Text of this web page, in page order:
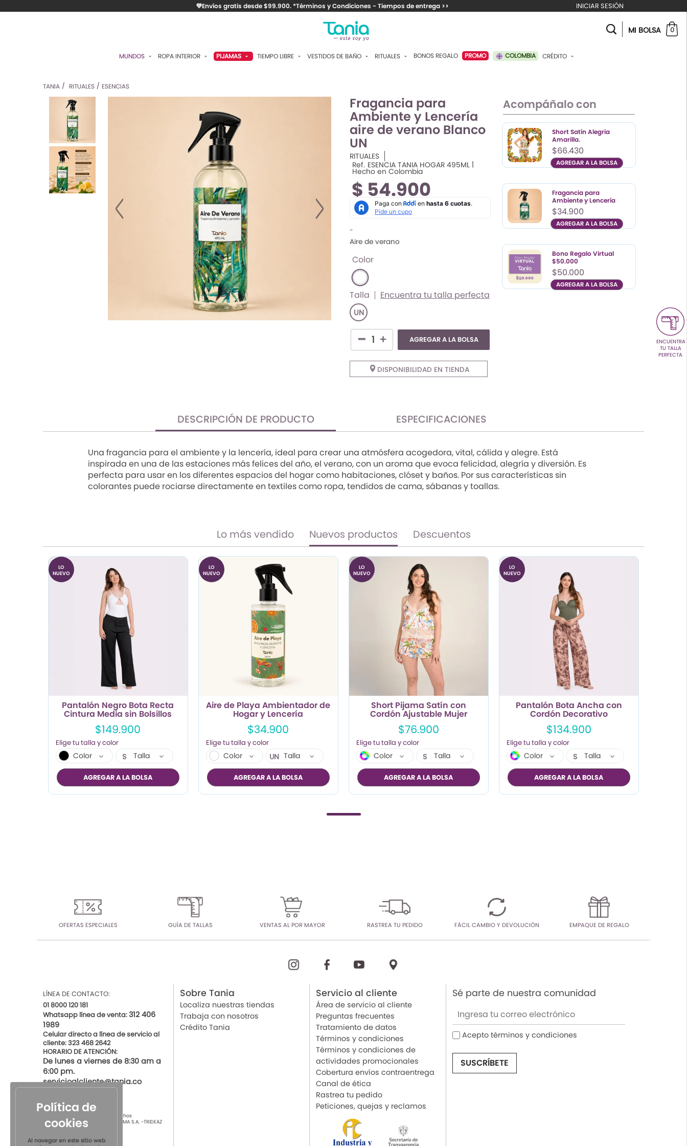
💜Envíos gratis desde $99.900. *Términos y Condiciones - Tiempos de entrega >> INICIAR SESIÓN
MUNDOS
ROMÁNTICA
ROPA INTERIOR
PANTIES
CAMISETAS
BODIES
ACCESORIOS
LO MÁS VENDIDO
MATERNIDAD
TRENDY PROMO
CONJUNTOS
PIJAMAS
CAPRI
SHORT
CAMISAS
KIMONOS
PANTUFLAS
COMBINAR
TIEMPO LIBRE
PANTALONES Y SHORTS
VESTIDOS DE BAÑO
ENTEROS
RITUALES
ANTIBACTERIALES Y
BONOS REGALO PROMO COLOMBIA CRÉDITO
MI BOLSA 0
TANIA RITUALES ESENCIAS
Fragancia para
Ambiente y Lencería
aire de verano Blanco
UN
RITUALES
Ref. ESENCIA TANIA HOGAR 495ML |
Hecho en Colombia
$ 54.900
-
Aire de verano
Talla Encuentra tu talla perfecta
UN
Color
AGREGAR A LA BOLSA
DISPONIBILIDAD EN TIENDA
Acompáñalo con
Short Satín Alegria
Amarilla.
$66.430
Color
S
M
L
XL
Talla
AGREGAR A LA BOLSA
Fragancia para
Ambiente y Lencería
$34.900
Color UN Talla
AGREGAR A LA BOLSA
Bono Regalo Virtual
$50.000
$50.000
AGREGAR A LA BOLSA
DESCRIPCIÓN DE PRODUCTO ESPECIFICACIONES
Una fragancia para el ambiente y la lencería, ideal para crear una atmósfera acogedora, vital, cálida y alegre. Está
inspirada en una de las estaciones más felices del año, el verano, con un aroma que evoca felicidad, alegría y diversión. Es
perfecta para usar en los diferentes espacios del hogar como habitaciones, clóset y baños. Por sus características sin
colorantes puede rociarse directamente en textiles como ropa, tendidos de cama, sábanas y toallas.
Lo más vendido Nuevos productos Descuentos
LO
NUEVO
Pantalón Negro Bota Recta
Cintura Media sin Bolsillos
$149.900
Color
S
M
L
XL
Talla
AGREGAR A LA BOLSA
LO
NUEVO
Aire de Playa Ambientador de
Hogar y Lencería
$34.900
Color UN Talla
AGREGAR A LA BOLSA
LO
NUEVO
Short Pijama Satín con
Cordón Ajustable Mujer
Estampado Playa.
$76.900
Color
S
M
L
XL
Talla
AGREGAR A LA BOLSA
LO
NUEVO
Pantalón Bota Ancha con
Cordón Decorativo
$134.900
Color
S
M
L
XL
Talla
AGREGAR A LA BOLSA
ENCUENTRA
TU TALLA
PERFECTA
OFERTAS ESPECIALES GUÍA DE TALLAS VENTAS AL POR MAYOR RASTREA TU PEDIDO FÁCIL CAMBIO Y DEVOLUCIÓN EMPAQUE DE REGALO
LÍNEA DE CONTACTO:
01 8000 120 181
Whatsapp línea de venta:312 406
1989
Celular directo a línea de servicio al
cliente: 323 468 2642
HORARIO DE ATENCIÓN:
De lunes a viernes de 8:30 am a
6:00 pm.
servicioalcliente@tania.co
© 2021 por Tania Todos los derechos
ReservadosTIENDAS DE ROPA INTIMA S.A. -TRIDEAZ
S.A. Nit 890.901.218-4
Sobre Tania
Localiza nuestras tiendas
Trabaja con nosotros
Crédito Tania
Servicio al cliente
Área de servicio al cliente
Preguntas frecuentes
Tratamiento de datos
Términos y condiciones
Términos y condiciones de
actividades promocionales
Cobertura envíos contraentrega
Canal de ética
Rastrea tu pedido
Peticiones, quejas y reclamos
Sé parte de nuestra comunidad
Acepto términos y condiciones
Política de
cookies
Al navegar en este sitio web